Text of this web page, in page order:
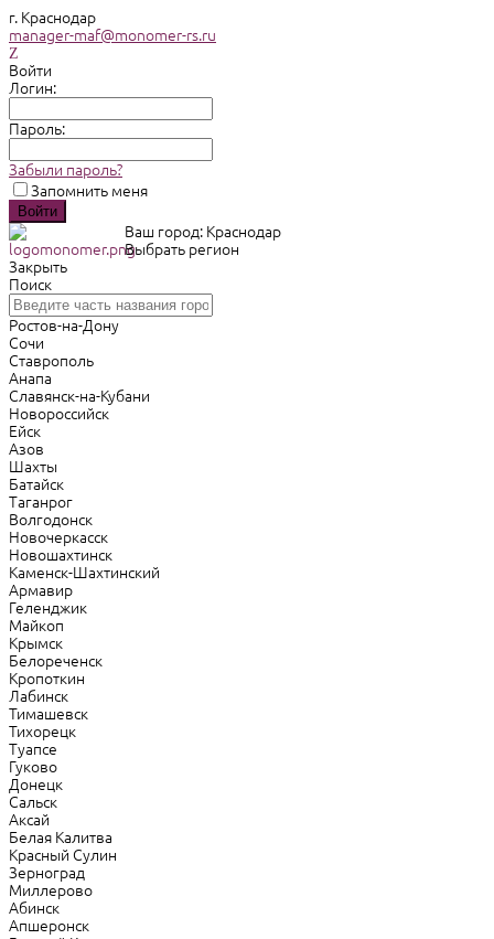
г. Краснодар
manager-maf@monomer-rs.ru
Войти
Логин:
Пароль:
Забыли пароль?
Запомнить меня
Ваш город: Краснодар
Выбрать регион
Закрыть
Поиск
Ростов-на-Дону
Сочи
Ставрополь
Анапа
Славянск-на-Кубани
Новороссийск
Ейск
Азов
Шахты
Батайск
Таганрог
Волгодонск
Новочеркасск
Новошахтинск
Каменск-Шахтинский
Армавир
Геленджик
Майкоп
Крымск
Белореченск
Кропоткин
Лабинск
Тимашевск
Тихорецк
Туапсе
Гуково
Донецк
Сальск
Аксай
Белая Калитва
Красный Сулин
Зерноград
Миллерово
Абинск
Апшеронск